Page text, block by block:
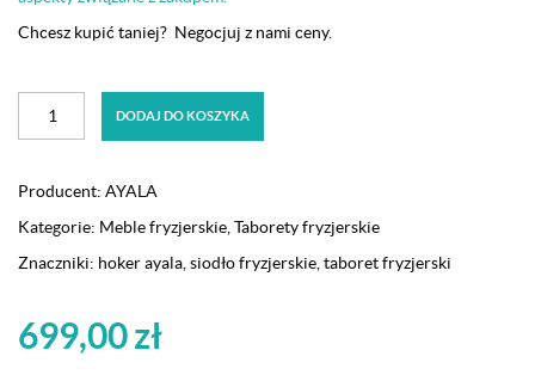
Chcesz kupić taniej? Negocjuj z nami ceny.
fryzjerski,
czarny
S
dostępny
DODAJ DO KOSZYKA
Producent: AYALA
Kategorie: Meble fryzjerskie,Taborety fryzjerskie
Znaczniki: hoker ayala,siodło fryzjerskie,taboret fryzjerski
699,00zł